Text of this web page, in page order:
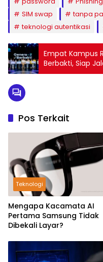
SIM swap
tanpa
teknologi autentikasi
Empat Kampus
Berbakti, Siap
Desa Binaan BCA
Pos Terkait
Teknologi
Mengapa Kacamata AI
Pertama Samsung Tidak
Dibekali Layar?